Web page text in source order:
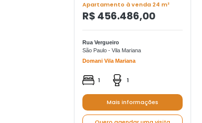
Apartamento à venda 24 m²
R$ 456.486,00
Rua Vergueiro
São Paulo - Vila Mariana
Domani Vila Mariana
1 1
Mais informações